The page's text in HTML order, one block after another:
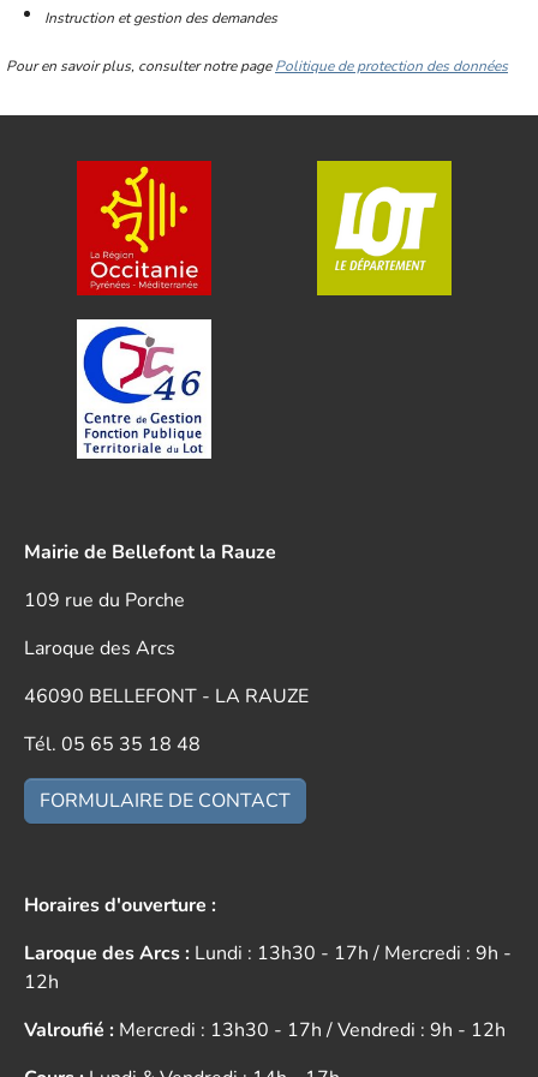
Instruction et gestion des demandes
Pour en savoir plus, consulter notre pagePolitique de protection des données
Mairie de Bellefont la Rauze
109 rue du Porche
Laroque des Arcs
46090 BELLEFONT - LA RAUZE
Tél. 05 65 35 18 48
FORMULAIRE DE CONTACT
Horaires d'ouverture :
Laroque des Arcs : Lundi : 13h30 - 17h / Mercredi : 9h -
12h
Valroufié : Mercredi : 13h30 - 17h / Vendredi : 9h - 12h